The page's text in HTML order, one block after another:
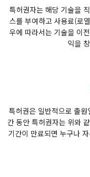
특허권자는 해당 기술을
스를 부여하고 사용료(로
우에 따라서는 기술을 이
익을
특허권은 일반적으로 출
간 동안 특허권자는 위와
기간이 만료되면 누구나